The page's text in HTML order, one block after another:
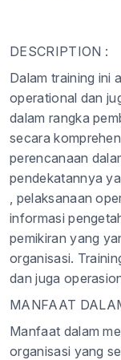
DESCRIPTION :
Dalam training ini
operational dan
dalam rangka
secara
perencanaan
pendekatannya
, pelaksanaan
informasi
pemikiran yang
organisasi.
dan juga
MANFAAT
Manfaat dalam
organisasi yang